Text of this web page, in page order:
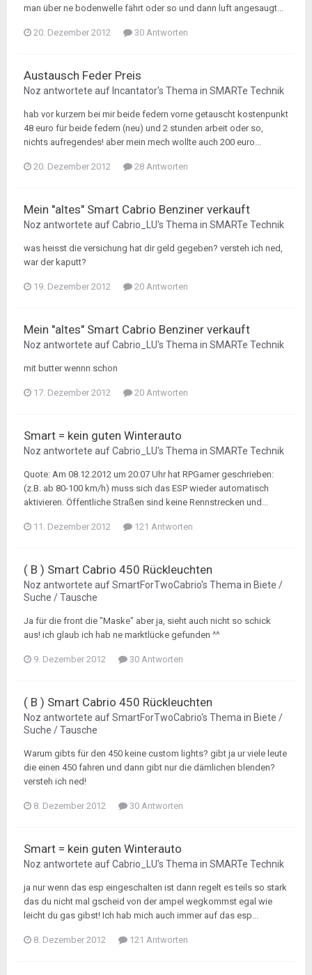
man über ne bodenwelle fährt oder so und dann luft angesaugt...
20. Dezember 2012 30 Antworten
Austausch Feder Preis
Noz antwortete auf Incantator's Thema in SMARTe Technik
hab vor kurzem bei mir beide federn vorne getauscht kostenpunkt
48 euro für beide federn (neu) und 2 stunden arbeit oder so,
nichts aufregendes! aber mein mech wollte auch 200 euro...
20. Dezember 2012 28 Antworten
Mein "altes" Smart Cabrio Benziner verkauft
Noz antwortete aufCabrio_LU's Thema in SMARTe Technik
was heisst die versichung hat dir geld gegeben? versteh ich ned,
war der kaputt?
19. Dezember 2012 20 Antworten
Mein "altes" Smart Cabrio Benziner verkauft
Noz antwortete aufCabrio_LU's Thema in SMARTe Technik
mit butter wennn schon
17. Dezember 2012 20 Antworten
Smart = kein guten Winterauto
Noz antwortete aufCabrio_LU's Thema in SMARTe Technik
Quote: Am 08.12.2012 um 20:07 Uhr hat RPGamer geschrieben:
(z.B. ab 80-100 km/h) muss sich das ESP wieder automatisch
aktivieren. Öffentliche Straßen sind keine Rennstrecken und...
11. Dezember 2012 121 Antworten
( B ) Smart Cabrio 450 Rückleuchten
Noz antwortete aufSmartForTwoCabrio's Thema in Biete /
Suche / Tausche
Ja für die front die "Maske" aber ja, sieht auch nicht so schick
aus! ich glaub ich hab ne marktlücke gefunden ^^
9. Dezember 2012 30 Antworten
( B ) Smart Cabrio 450 Rückleuchten
Noz antwortete aufSmartForTwoCabrio's Thema in Biete /
Suche / Tausche
Warum gibts für den 450 keine custom lights? gibt ja ur viele leute
die einen 450 fahren und dann gibt nur die dämlichen blenden?
versteh ich ned!
8. Dezember 2012 30 Antworten
Smart = kein guten Winterauto
Noz antwortete aufCabrio_LU's Thema in SMARTe Technik
ja nur wenn das esp eingeschalten ist dann regelt es teils so stark
das du nicht mal gscheid von der ampel wegkommst egal wie
leicht du gas gibst! Ich hab mich auch immer auf das esp...
8. Dezember 2012 121 Antworten